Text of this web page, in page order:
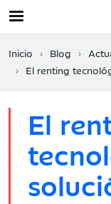
Inicio Blog
El renting
El